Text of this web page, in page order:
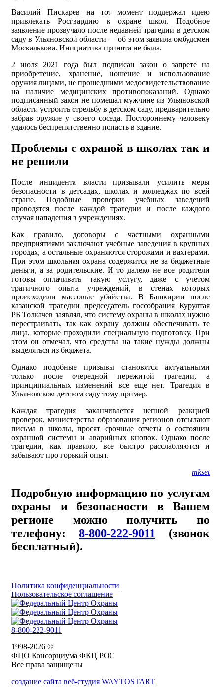
Василий Пискарев на тот момент поддержал идею
привлекать Росгвардию к охране школ. Подобное
заявление прозвучало после недавней трагедии в детском
саду в Ульяновской области — об этом заявила омбудсмен
Москалькова. Инициатива принята не была.
2 июля 2021 года был подписан закон о запрете на
приобретение, хранение, ношение и использование
оружия лицами, не прошедшими медосвидетельствование
на наличие медицинских противопоказаний. Однако
подписанный закон не помешал мужчине из Ульяновской
области устроить стрельбу в детском саду, предварительно
забрав оружие у своего соседа. Постороннему человеку
удалось беспрепятственно попасть в здание.
Проблемы с охраной в школах так и
не решили
После инцидента власти призывали усилить меры
безопасности в детсадах, школах и колледжах по всей
стране. Подобные проверки учебных заведений
проводятся после каждой трагедии и после каждого
случая нападения в учреждениях.
Как правило, договоры с частными охранными
предприятиями заключают учебные заведения в крупных
городах, а остальные охраняются сторожами и вахтерами.
При этом школьная охрана содержится не за бюджетные
деньги, а за родительские. И то далеко не все родители
готовы оплачивать такую услугу, даже с учетом
трагичного опыта учреждений, в стенах которых
происходили массовые убийства. В Башкирии после
казанской трагедии председатель госсобрания Курултая
РБ Толкачев заявлял, что систему охраны в школах нужно
перестраивать, так как охрану должны обеспечивать те
лица, которые проходили специальную подготовку. При
этом он отмечал, что средства на такие нужды должны
выделяться из бюджета.
Однако подобные призывы становятся актуальными
только после очередной пережитой трагедии, а
принципиальных изменений все еще нет. Трагедия в
Ульяновском детском саду тому пример.
Каждая трагедия заканчивается цепной реакцией
проверок, министерства образования регионов отсылают
письма в школы, просят срочные отчеты о состоянии
охранной системы и аварийных кнопок. Однако после
трагедий, как правило, все быстро расслабляются и
забывают про горький опыт.
mkset
Подробную информацию по услугам
охраны и безопасности в Вашем
регионе можно получить по
телефону: 8-800-222-9011 (звонок
бесплатный).
Политика конфиденциальности
Пользовательское соглашение
8-800-222-9011
1998-2026 ©
ФЦО Консорциума ФКЦ РОС
Все права защищены
создание сайта веб-студия WAYTOSTART